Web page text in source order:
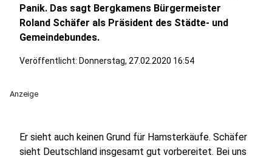
Panik. Das sagt Bergkamens Bürgermeister
Roland Schäfer als Präsident des Städte- und
Gemeindebundes.
Veröffentlicht: Donnerstag, 27.02.2020 16:54
Anzeige
Er sieht auch keinen Grund für Hamsterkäufe. Schäfer
sieht Deutschland insgesamt gut vorbereitet. Bei uns